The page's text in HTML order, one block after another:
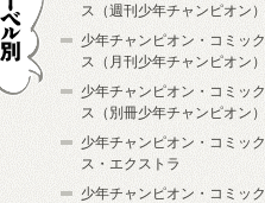
ス（週刊少年チャンピオン）
少年チャンピオン・コミック
ス（月刊少年チャンピオン）
少年チャンピオン・コミック
ス（別冊少年チャンピオン）
少年チャンピオン・コミック
ス・エクストラ
少年チャンピオン・コミック